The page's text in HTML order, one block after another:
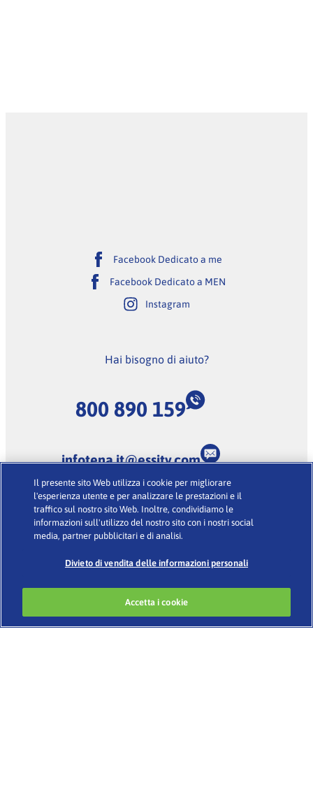
Facebook Dedicato a me
Facebook Dedicato a MEN
Instagram
Hai bisogno di aiuto?
800 890 159
infotena.it@essity.com
(Lunedi-Venerdi dalle 9:00 alle 18:00, escluse feste
nazionali)
Condizioni d’uso·Glossario·Informativa sulla Privacy
Il presente sito Web utilizza i cookie per migliorare
l'esperienza utente e per analizzare le prestazioni e il
traffico sul nostro sito Web. Inoltre, condividiamo le
informazioni sull'utilizzo del nostro sito con i nostri social
media, partner pubblicitari e di analisi.
Divieto di vendita delle informazioni personali
Accetta i cookie